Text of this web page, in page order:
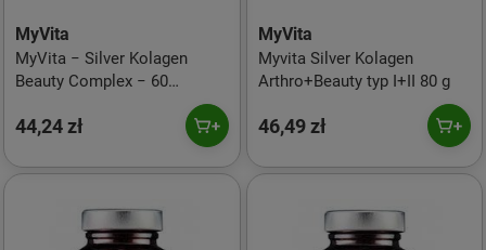
MyVita
MyVita − Silver Kolagen
Beauty Complex − 60
44,24 zł
MyVita
Myvita Silver Kolagen
Arthro+Beauty typ I+II 80 g
46,49 zł